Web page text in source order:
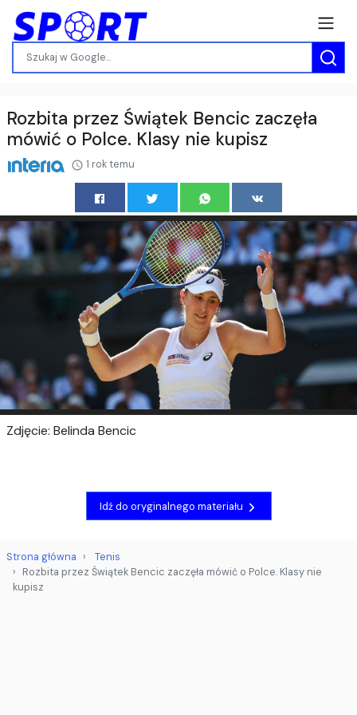
Rozbita przez Świątek Bencic zaczęła
mówić o Polce. Klasy nie kupisz
1 rok temu
Zdjęcie: Belinda Bencic
Idź do oryginalnego materiału
Strona główna
Tenis
Rozbita przez Świątek Bencic zaczęła mówić o Polce. Klasy nie
kupisz